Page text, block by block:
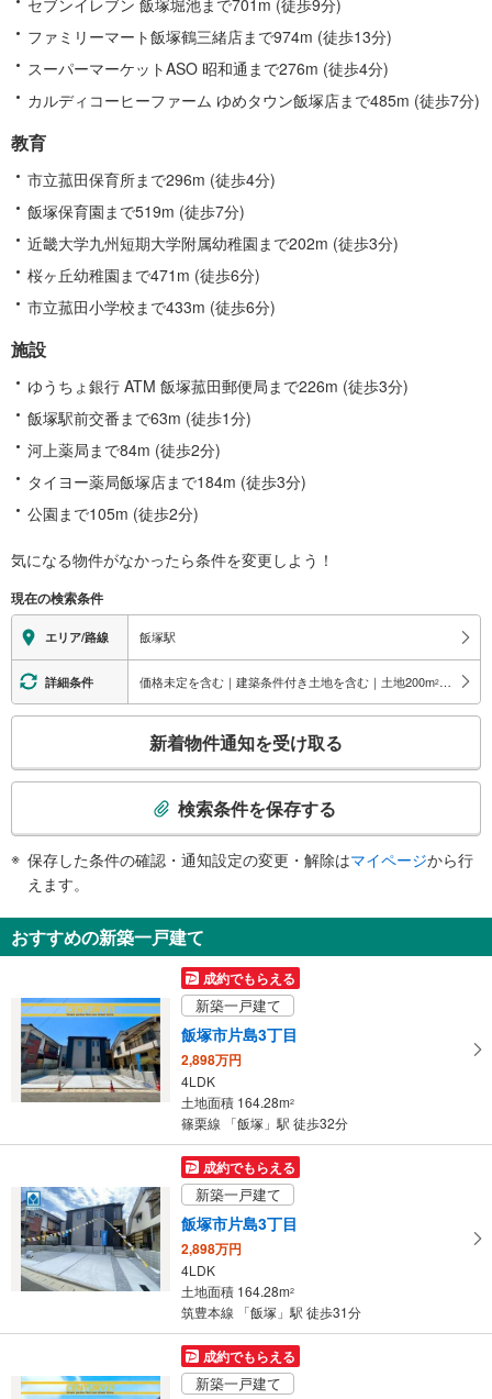
ファミリーマート飯塚鶴三緒店まで974m (徒歩13分)
スーパーマーケットASO 昭和通まで276m (徒歩4分)
カルディコーヒーファーム ゆめタウン飯塚店まで485m (徒歩7分)
教育
市立菰田保育所まで296m (徒歩4分)
飯塚保育園まで519m (徒歩7分)
近畿大学九州短期大学附属幼稚園まで202m (徒歩3分)
桜ヶ丘幼稚園まで471m (徒歩6分)
市立菰田小学校まで433m (徒歩6分)
施設
ゆうちょ銀行 ATM 飯塚菰田郵便局まで226m (徒歩3分)
飯塚駅前交番まで63m (徒歩1分)
河上薬局まで84m (徒歩2分)
タイヨー薬局飯塚店まで184m (徒歩3分)
公園まで105m (徒歩2分)
気になる物件がなかったら条件を変更しよう！
現在の検索条件
エリア/路線 飯塚駅
詳細条件 価格未定を含む｜建築条件付き土地を含む｜土地200m2 以上
検
知
を
け
取
る
・
条
イ
ペ
ー
ジ
に
存
る
新着物件通知を受け取る
検索条件を保存する
保存した条件の確認・通知設定の変更・解除はマイページから行
えます。
おすすめの新築一戸建て
成約でもらえる
新築一戸建て
飯塚市片島3丁目
2,898万円
4LDK
土地面積 164.28m2
篠栗線 「飯塚」駅 徒歩32分
成約でもらえる
新築一戸建て
飯塚市片島3丁目
2,898万円
4LDK
土地面積 164.28m2
筑豊本線 「飯塚」駅 徒歩31分
成約でもらえる
新築一戸建て